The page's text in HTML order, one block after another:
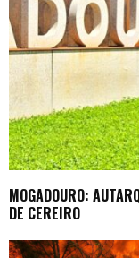
MOGADOURO:
DE CEREIRO